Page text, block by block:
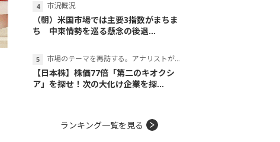
市況概況
（朝）米国市場では主要3指数がまちま
ち 中東情勢を巡る懸念の後退...
市場のテーマを再訪する。アナリストが読み解くテーマの本質
【日本株】株価77倍「第二のキオクシ
ア」を探せ！次の大化け企業を探...
ランキング一覧を見る